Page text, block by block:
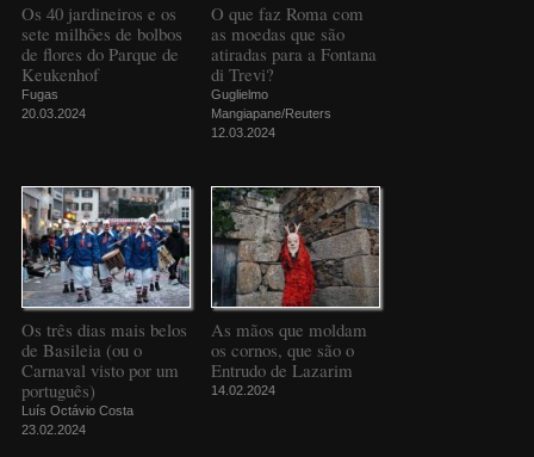
Os 40 jardineiros e os
sete milhões de bolbos
de flores do Parque de
Keukenhof
Fugas
20.03.2024
O que faz Roma com
as moedas que são
atiradas para a Fontana
di Trevi?
Guglielmo
Mangiapane/Reuters
12.03.2024
Os três dias mais belos
de Basileia (ou o
Carnaval visto por um
português)
Luís Octávio Costa
23.02.2024
As mãos que moldam
os cornos, que são o
Entrudo de Lazarim
14.02.2024